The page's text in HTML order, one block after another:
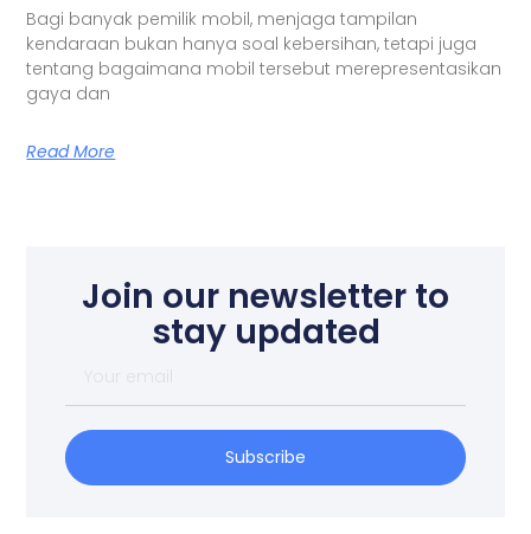
Bagi banyak pemilik mobil, menjaga tampilan
kendaraan bukan hanya soal kebersihan, tetapi juga
tentang bagaimana mobil tersebut merepresentasikan
gaya dan
Read More
Join our newsletter to
stay updated
email
Subscribe